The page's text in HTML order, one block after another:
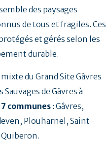
des paysages
de tous et fragiles. Ces
et gérés selon les
durable.
du Grand Site Gâvres
de Gâvres à
7 communes: Gâvres,
Plouharnel, Saint-